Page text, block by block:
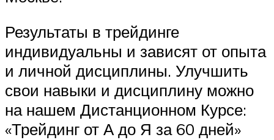
Результаты в трейдинге
индивидуальны и зависят от опыта
и личной дисциплины. Улучшить
свои навыки и дисциплину можно
на нашем Дистанционном Курсе:
«Трейдинг от А до Я за 60 дней»